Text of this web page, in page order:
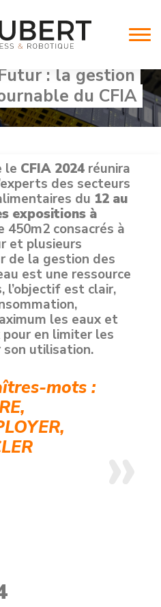
: la gestion
du CFIA
le CFIA 2024 réunira
des secteurs
du 12 au
expositions à
450m2 consacrés à
et plusieurs
de la gestion des
est une ressource
l’objectif est clair,
les eaux et
pour en limiter les
utilisation.
mots :